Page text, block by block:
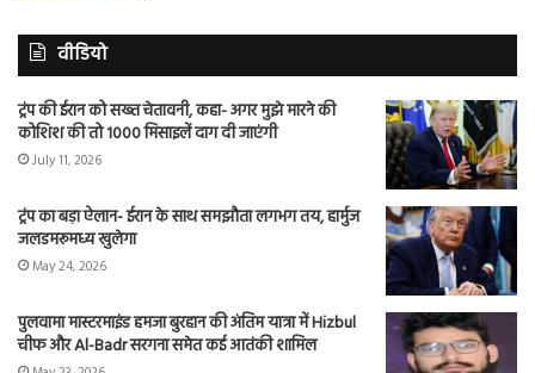
वीडियो
ट्रंप की ईरान को सख्त चेतावनी, कहा- अगर मुझे मारने की
कोशिश की तो 1000 मिसाइलें दाग दी जाएंगी
July 11, 2026
ट्रंप का बड़ा ऐलान- ईरान के साथ समझौता लगभग तय, हार्मुज
जलडमरूमध्य खुलेगा
May 24, 2026
पुलवामा मास्टरमाइंड हमजा बुरहान की अंतिम यात्रा में Hizbul
चीफ और Al-Badr सरगना समेत कई आतंकी शामिल